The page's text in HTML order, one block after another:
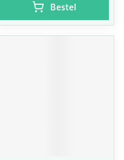
Bestel